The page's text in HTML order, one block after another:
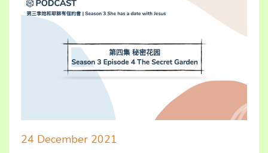
24 December 2021